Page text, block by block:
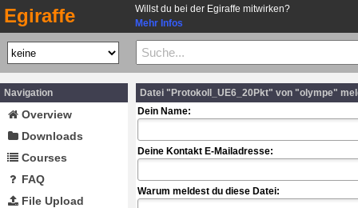
Egiraffe
Willst du bei der Egiraffe mitwirken?
Mehr Infos
Navigation
Overview
Downloads
Courses
FAQ
File Upload
Datei "Protokoll_UE6_20Pkt" von "olympe"
Dein Name:
Deine Kontakt E-Mailadresse:
Warum meldest du diese Datei: